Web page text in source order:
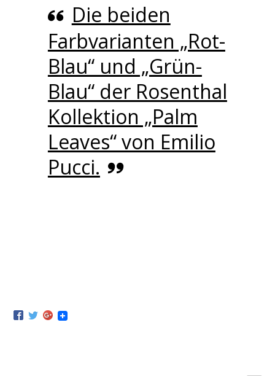
Die beiden
Farbvarianten „Rot-
Blau“ und „Grün-
Blau“ der Rosenthal
Kollektion „Palm
Leaves“ von Emilio
Pucci.